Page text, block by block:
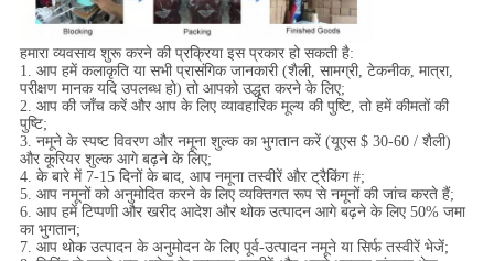
हमारा व्यवसाय शुरू करने की प्रक्रिया इस प्रकार हो सकती है:
1. आप हमें कलाकृति या सभी प्रासंगिक जानकारी (शैली, सामग्री, टेकनीक, मात्रा,
परीक्षण मानक यदि उपलब्ध हो) तो आपको उद्धृत करने के लिए;
2. आप की जाँच करें और आप के लिए व्यावहारिक मूल्य की पुष्टि, तो हमें कीमतों की
पुष्टि;
3. नमूने के स्पष्ट विवरण और नमूना शुल्क का भुगतान करें (यूएस $ 30-60 / शैली)
और कूरियर शुल्क आगे बढ़ने के लिए;
4. के बारे में 7-15 दिनों के बाद, आप नमूना तस्वीरें और ट्रैकिंग #;
5. आप नमूनों को अनुमोदित करने के लिए व्यक्तिगत रूप से नमूनों की जांच करते हैं;
6. आप हमें टिप्पणी और खरीद आदेश और थोक उत्पादन आगे बढ़ने के लिए 50% जमा
का भुगतान;
7. आप थोक उत्पादन के अनुमोदन के लिए पूर्व-उत्पादन नमूने या सिर्फ तस्वीरें भेजें;